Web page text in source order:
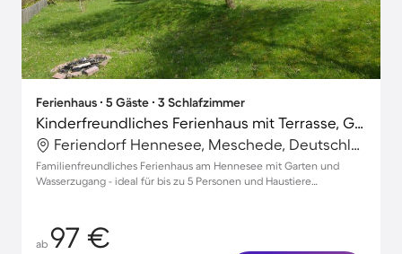
Ferienhaus ∙ 5 Gäste ∙ 3 Schlafzimmer
Kinderfreundliches Ferienhaus mit Terrasse, Garten und Grill | Naturblick | Haustiere sind willkommen
Feriendorf Hennesee, Meschede, Deutschland
Familienfreundliches Ferienhaus am Hennesee mit Garten und
Wasserzugang - ideal für bis zu 5 Personen und Haustiere
ab 97 €